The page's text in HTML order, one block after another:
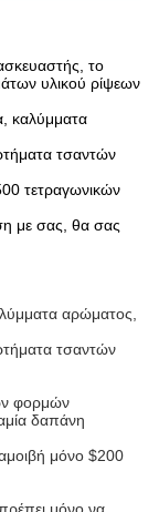
το
υλικού ρίψεων
καλύμματα
τσαντών
τετραγωνικών
με σας, θα σας
αρώματος,
τσαντών
φορμών
δαπάνη
μόνο $200
μόνο να